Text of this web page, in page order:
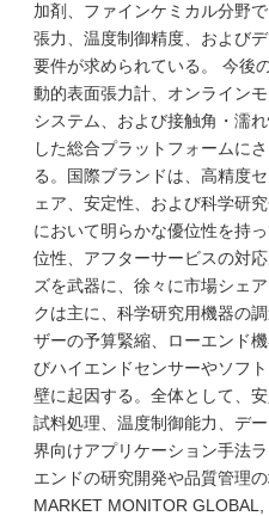
加剤、ファインケミカル分野
張力、温度制御精度、および
要件が求められている。 今後
動的表面張力計、オンライン
システム、および接触角・濡
した総合プラットフォームに
る。国際ブランドは、高精度
ェア、安定性、および科学研
において明らかな優位性を持
位性、アフターサービスの対
ズを武器に、徐々に市場シェ
クは主に、科学研究用機器の
ザーの予算緊縮、ローエンド
びハイエンドセンサーやソフ
壁に起因する。全体として、
試料処理、温度制御能力、デ
界向けアプリケーション手法
エンドの研究開発や品質管理
MARKET MONITOR